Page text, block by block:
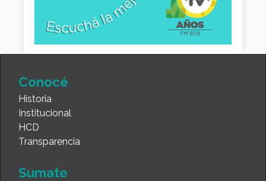
Conocé
Historia
Institucional
HCD
Transparencia
Sumate